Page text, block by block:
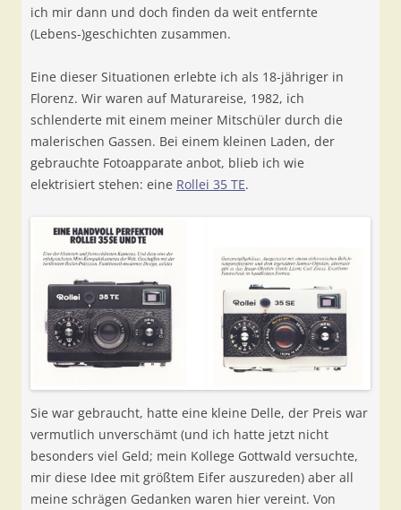
ich mir dann und doch finden da weit entfernte
(Lebens-)geschichten zusammen.
Eine dieser Situationen erlebte ich als 18-jähriger in
Florenz. Wir waren auf Maturareise, 1982, ich
schlenderte mit einem meiner Mitschüler durch die
malerischen Gassen. Bei einem kleinen Laden, der
gebrauchte Fotoapparate anbot, blieb ich wie
elektrisiert stehen: eine Rollei 35 TE.
Sie war gebraucht, hatte eine kleine Delle, der Preis war
vermutlich unverschämt (und ich hatte jetzt nicht
besonders viel Geld; mein Kollege Gottwald versuchte,
mir diese Idee mit größtem Eifer auszureden) aber all
meine schrägen Gedanken waren hier vereint. Von